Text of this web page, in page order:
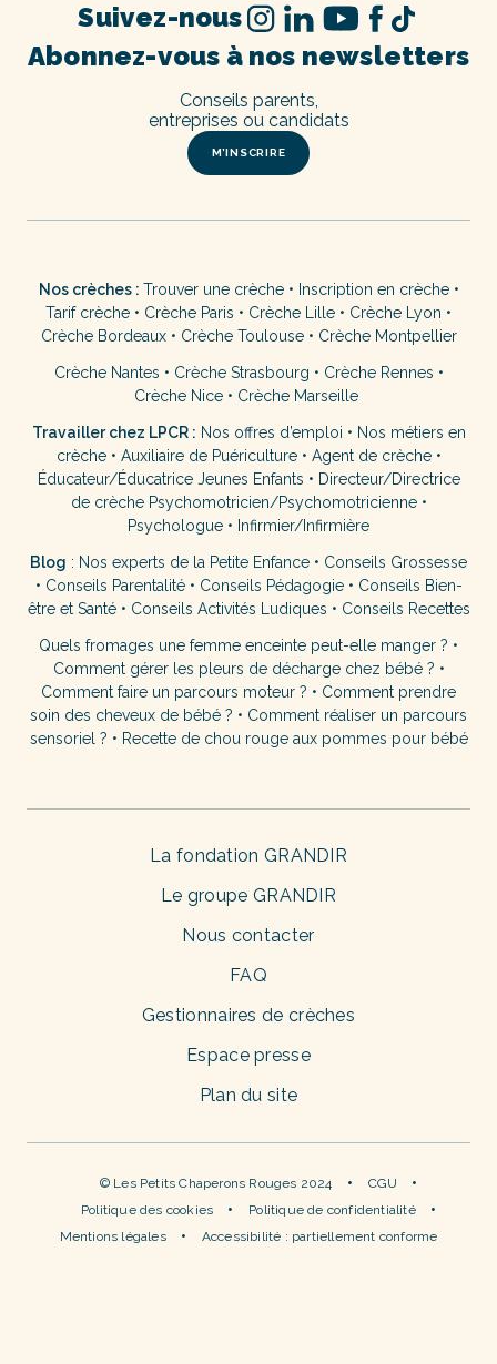
Abonnez-vous à nos newsletters
M’INSCRIRE
Conseils parents,
entreprises ou candidats
Suivez-nous
Nos crèches : Trouver une crèche• Inscription en crèche•
Tarif crèche • Crèche Paris • Crèche Lille • Crèche Lyon •
Crèche Bordeaux• Crèche Toulouse• Crèche Montpellier
Crèche Nantes • Crèche Strasbourg • Crèche Rennes •
Crèche Nice • Crèche Marseille
Travailler chez LPCR : Nos offres d’emploi • Nos métiers en
crèche• Auxiliaire de Puériculture• Agent de crèche•
Éducateur/Éducatrice Jeunes Enfants • Directeur/Directrice
de crèche Psychomotricien/Psychomotricienne•
Psychologue • Infirmier/Infirmière
Blog : Nos experts de la Petite Enfance • Conseils Grossesse
• Conseils Parentalité• Conseils Pédagogie• Conseils Bien-
être et Santé• Conseils Activités Ludiques • Conseils Recettes
Quels fromages une femme enceinte peut-elle manger ? •
Comment gérer les pleurs de décharge chez bébé ? •
Comment faire un parcours moteur ? • Comment prendre
soin des cheveux de bébé ? • Comment réaliser un parcours
sensoriel ? • Recette de chou rouge aux pommes pour bébé
La fondation GRANDIR
Le groupe GRANDIR
Nous contacter
FAQ
Gestionnaires de crèches
Espace presse
Plan du site
© Les Petits Chaperons Rouges 2024
CGU
Politique des cookies
Politique de confidentialité
Mentions légales
Accessibilité : partiellement conforme